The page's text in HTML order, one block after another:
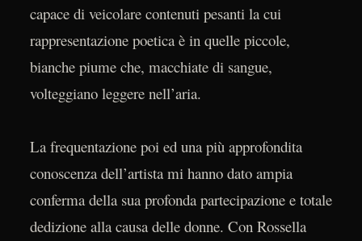
capace di veicolare contenuti pesanti la cui
rappresentazione poetica è in quelle piccole,
bianche piume che, macchiate di sangue,
volteggiano leggere nell’aria.
La frequentazione poi ed una più approfondita
conoscenza dell’artista mi hanno dato ampia
conferma della sua profonda partecipazione e totale
dedizione alla causa delle donne. Con Rossella